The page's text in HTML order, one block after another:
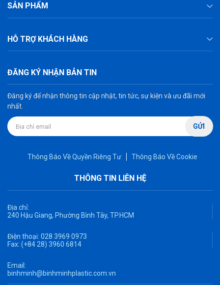
SẢN PHẨM
HỖ TRỢ KHÁCH HÀNG
ĐĂNG KÝ NHẬN BẢN TIN
Đăng ký để nhận thông tin cập nhật, tin tức, sự kiện và ưu đãi mới
nhất.
GỬI
THÔNG TIN LIÊN HỆ
Thông Báo Về Quyền Riêng Tư Thông Báo Về Cookie
Địa chỉ:
240 Hậu Giang, Phường Bình Tây, TP.HCM
Điện thoại: 028 3969 0973
Fax: (+84 28) 3960 6814
Email:
binhminh@binhminhplastic.com.vn